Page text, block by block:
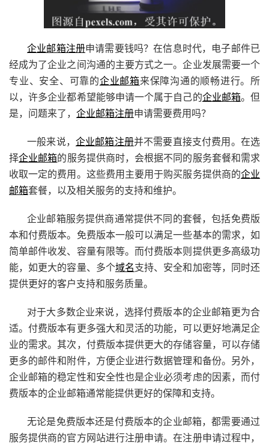
企业邮箱注册申请需要钱吗？在信息时代，电子邮件已
经成为了企业之间沟通的主要方式之一。企业发展需要一个
专业、安全、可靠的企业邮箱来保障沟通的顺畅进行。所
以，许多企业都希望能够申请一个属于自己的企业邮箱。但
是，问题来了， 企业邮箱注册申请需要费用吗？
一般来说， 企业邮箱注册并不需要直接支付费用。在选
择企业邮箱的服务提供商时，会根据不同的服务套餐和需求
收取一定的费用。这些费用主要用于购买服务提供商的企业
邮箱套餐，以及相关服务的支持和维护。
企业邮箱服务提供商通常提供不同的套餐，包括免费版
本和付费版本。免费版本一般可以满足一些基本的需求，如
简单邮件收发、容量有限等。而付费版本则提供更多高级功
能，如更大的容量、多个域名支持、安全和加密等，同时还
提供更好的客户支持和服务质量。
对于大多数企业来说，选择付费版本的企业邮箱更为合
适。付费版本有更多强大和灵活的功能，可以更好地满足企
业的需求。其次，付费版本提供更大的存储容量，可以存储
更多的邮件和附件，方便企业进行数据管理和备份。另外，
企业邮箱的稳定性和安全性也是企业必须考虑的因素，而付
费版本的企业邮箱通常能提供更好的保障和支持。
无论是免费版本还是付费版本的企业邮箱，都需要通过
服务提供商的官方网站进行注册申请。在注册申请过程中，